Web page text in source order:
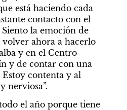
está haciendo cada
contacto con el
Siento la emoción de
volver ahora a hacerlo
y en el Centro
y de contar con una
contenta y al
nerviosa”.
el año porque tiene